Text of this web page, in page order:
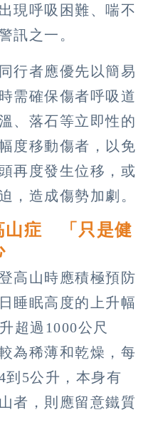
現呼吸困難、喘不
訊之一。
行者應優先以簡易
需確保傷者呼吸道
、落石等立即性的
度移動傷者，以免
再度發生位移，或
，造成傷勢加劇。
山症 「只是健
高山時應積極預防
睡眠高度的上升幅
超過1000公尺
為稀薄和乾燥，每
到5公升，本身有
者，則應留意鐵質